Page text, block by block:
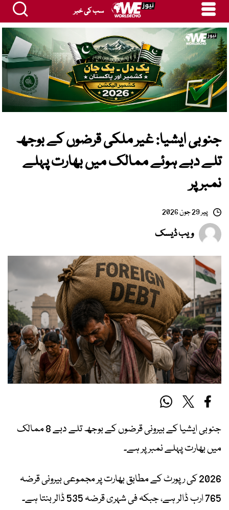
سب کی خبر
جنوبی ایشیا: غیر ملکی قرضوں کے بوجھ
تلے دبے ہوئے ممالک میں بھارت پہلے
نمبر پر
پیر 29 جون 2026
ویب ڈیسک
جنوبی ایشیا کے بیرونی قرضوں کے بوجھ تلے دبے 8 ممالک
میں بھارت پہلے نمبر پر ہے۔
2026 کی رپورٹ کے مطابق بھارت پر مجموعی بیرونی قرضہ
765 ارب ڈالر ہے، جبکہ فی شہری قرضہ 535 ڈالر بنتا ہے۔